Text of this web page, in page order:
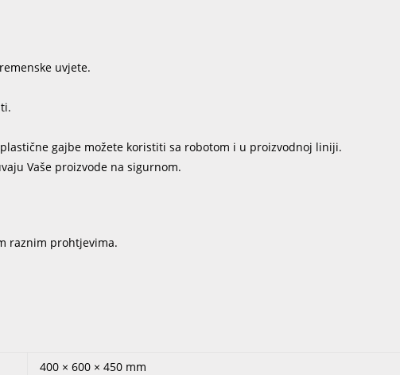
uvjete.
gajbe možete koristiti sa robotom i u proizvodnoj liniji.
Vaše proizvode na sigurnom.
raznim prohtjevima.
400 × 600 × 450 mm